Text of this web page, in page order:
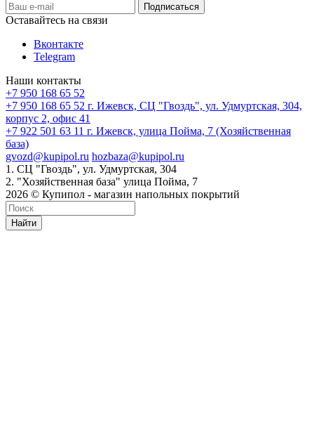
Оставайтесь на связи
Вконтакте
Telegram
Наши контакты
+7 950 168 65 52
+7 950 168 65 52 г. Ижевск, СЦ "Гвоздь", ул. Удмуртская, 304,
корпус 2, офис 41
+7 922 501 63 11 г. Ижевск, улица Пойма, 7 (Хозяйственная
база)
gvozd@kupipol.ru hozbaza@kupipol.ru
1. СЦ "Гвоздь", ул. Удмуртская, 304
2. "Хозяйственная база" улица Пойма, 7
2026 © Купипол - магазин напольных покрытий
Найти